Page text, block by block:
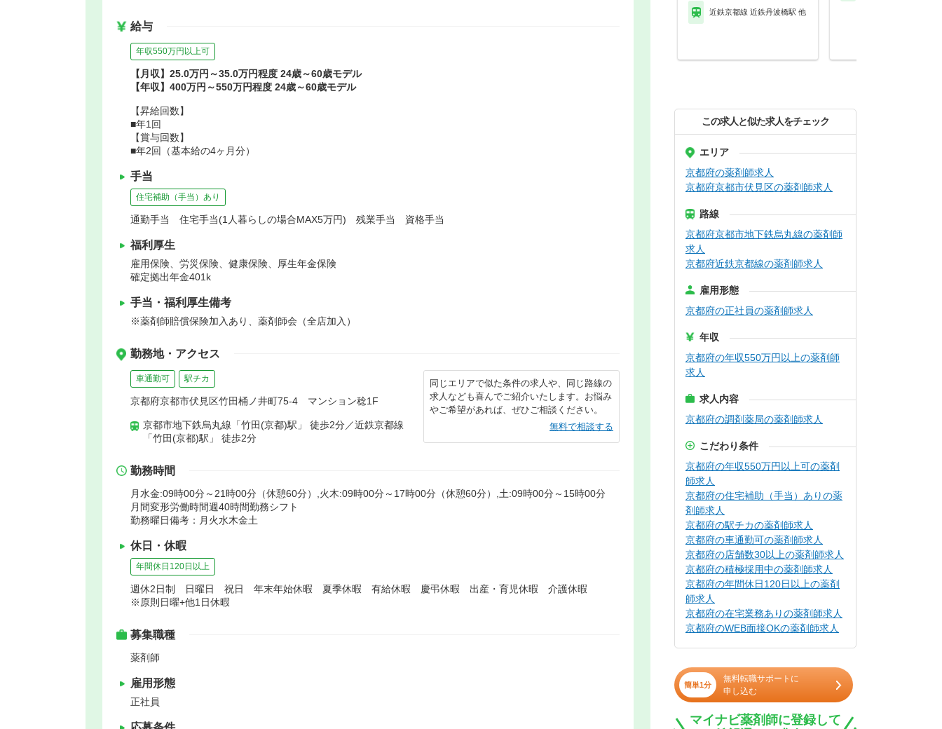
給与
年収550万円以上可
【月収】25.0万円～35.0万円程度 24歳～60歳モデル
【年収】400万円～550万円程度 24歳～60歳モデル
【昇給回数】
■年1回
【賞与回数】
■年2回（基本給の4ヶ月分）
手当
住宅補助（手当）あり
通勤手当 住宅手当(1人暮らしの場合MAX5万円) 残業手当 資格手当
福利厚生
雇用保険、労災保険、健康保険、厚生年金保険
確定拠出年金401k
手当・福利厚生備考
※薬剤師賠償保険加入あり、薬剤師会（全店加入）
勤務地・アクセス
車通勤可 駅チカ
京都府京都市伏見区竹田桶ノ井町75-4 マンション稔1F
京都市地下鉄烏丸線「竹田(京都)駅」 徒歩2分／近鉄京都線
「竹田(京都)駅」 徒歩2分
同じエリアで似た条件の求人や、同じ路線の
求人なども喜んでご紹介いたします。お悩み
やご希望があれば、ぜひご相談ください。
無料で相談する
勤務時間
月水金:09時00分～21時00分（休憩60分）,火木:09時00分～17時00分（休憩60分）,土:09時00分～15時00分
月間変形労働時間週40時間勤務シフト
勤務曜日備考：月火水木金土
休日・休暇
年間休日120日以上
週休2日制 日曜日 祝日 年末年始休暇 夏季休暇 有給休暇 慶弔休暇 出産・育児休暇 介護休暇
※原則日曜+他1日休暇
募集職種
薬剤師
雇用形態
正社員
近鉄京都線 近鉄丹波橋駅 他
この求人と似た求人をチェック
エリア
京都府の薬剤師求人
京都府京都市伏見区の薬剤師求人
路線
京都府京都市地下鉄烏丸線の薬剤師
求人
京都府近鉄京都線の薬剤師求人
雇用形態
京都府の正社員の薬剤師求人
年収
京都府の年収550万円以上の薬剤師
求人
求人内容
京都府の調剤薬局の薬剤師求人
こだわり条件
京都府の年収550万円以上可の薬剤
師求人
京都府の住宅補助（手当）ありの薬
剤師求人
京都府の駅チカの薬剤師求人
京都府の車通勤可の薬剤師求人
京都府の店舗数30以上の薬剤師求人
京都府の積極採用中の薬剤師求人
京都府の年間休日120日以上の薬剤
師求人
京都府の在宅業務ありの薬剤師求人
京都府のWEB面接OKの薬剤師求人
簡単1分
無料転職サポートに
申し込む
マイナビ薬剤師に登録して